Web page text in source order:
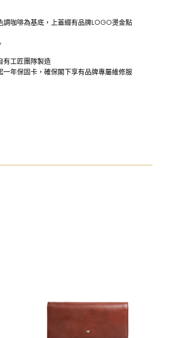
調咖啡為基底，上蓋綴有品牌LOGO燙金點
有工匠團隊製造
年保固卡，確保閣下享有品牌專屬維修服